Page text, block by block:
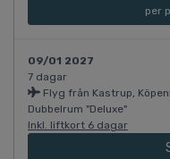
per
09/01 2027
7 dagar
Flyg från Kastrup,
Dubbelrum "Deluxe"
Inkl. liftkort 6 dagar